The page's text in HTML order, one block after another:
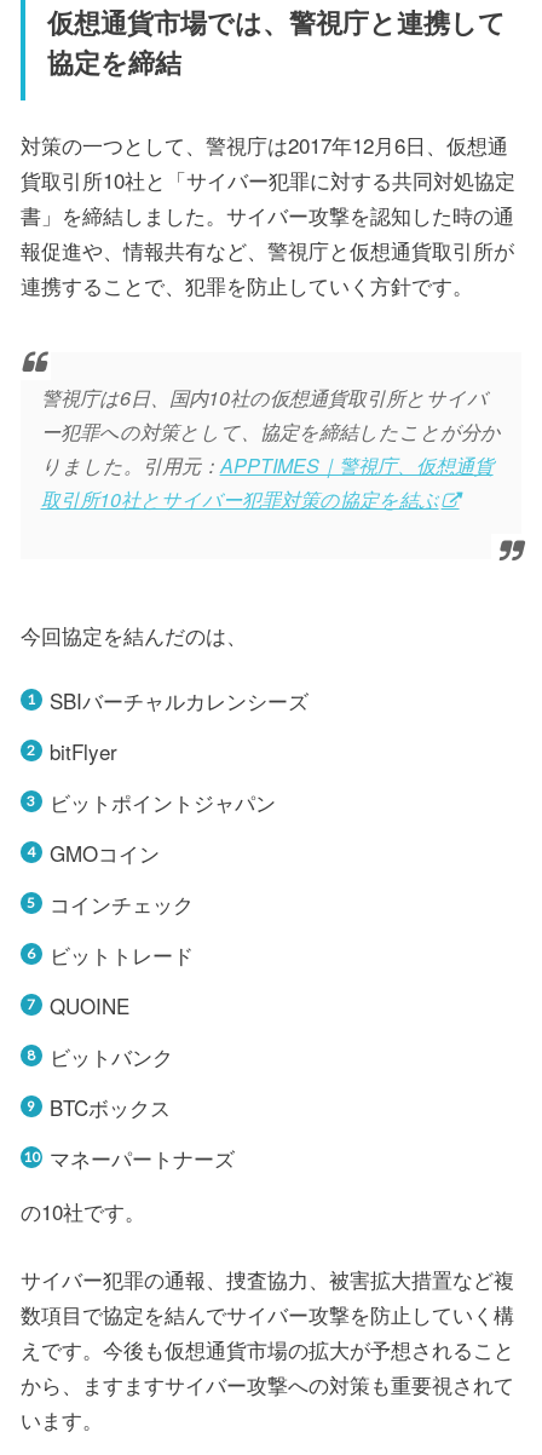
仮想通貨市場では、警視庁と連携して
協定を締結
対策の一つとして、警視庁は2017年12月6日、仮想通
貨取引所10社と「サイバー犯罪に対する共同対処協定
書」を締結しました。サイバー攻撃を認知した時の通
報促進や、情報共有など、警視庁と仮想通貨取引所が
連携することで、犯罪を防止していく方針です。
警視庁は6日、国内10社の仮想通貨取引所とサイバ
ー犯罪への対策として、協定を締結したことが分か
りました。引用元：APPTIMES｜警視庁、仮想通貨
取引所10社とサイバー犯罪対策の協定を結ぶ
今回協定を結んだのは、
SBIバーチャルカレンシーズ
bitFlyer
ビットポイントジャパン
GMOコイン
コインチェック
ビットトレード
QUOINE
ビットバンク
BTCボックス
マネーパートナーズ
の10社です。
サイバー犯罪の通報、捜査協力、被害拡大措置など複
数項目で協定を結んでサイバー攻撃を防止していく構
えです。今後も仮想通貨市場の拡大が予想されること
から、ますますサイバー攻撃への対策も重要視されて
います。